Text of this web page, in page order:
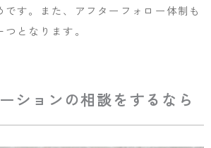
す。また、アフターフォロー体制も
となります。
ションの相談をするなら